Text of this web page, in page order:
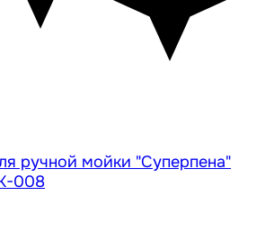
ручной мойки "Суперпена"
008